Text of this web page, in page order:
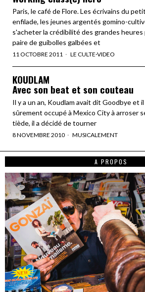
Paris, le café de Flore. Les écrivains du
enfilade, les jeunes argentés gomino-
s'acheter la crédibilité des grandes
paire de guibolles galbées et
11 OCTOBRE 2011 LE CULTE·VIDEO
KOUDLAM
Avec son beat et son couteau
Il y a un an, Koudlam avait dit Goodbye et
sûrement occupé à Mexico City à arroser
tiède, il a décidé de tourner
8 NOVEMBRE 2010 MUSICALEMENT
A PROPOS